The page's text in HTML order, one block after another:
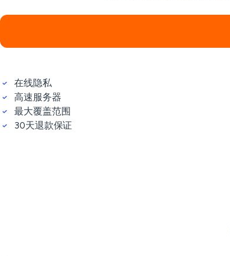
在线隐私
高速服务器
最大覆盖范围
30天退款保证